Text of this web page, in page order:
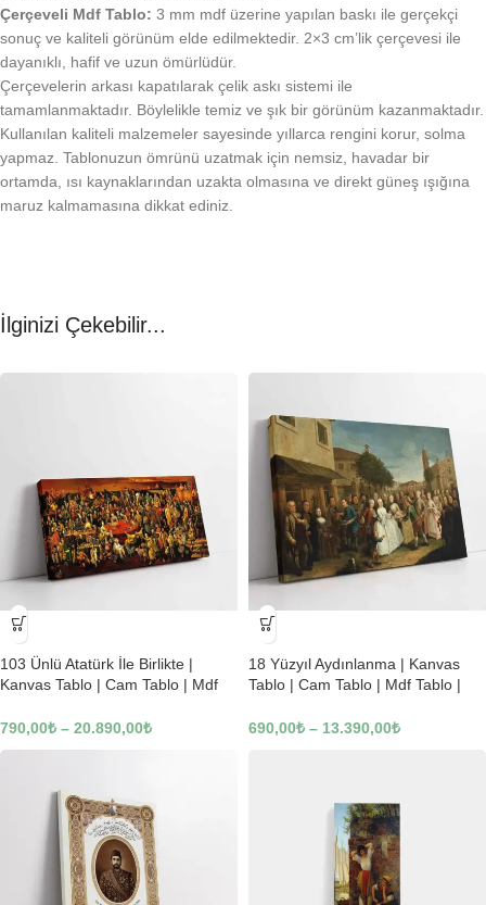
Çerçeveli Mdf Tablo: 3 mm mdf üzerine yapılan baskı ile gerçekçi
sonuç ve kaliteli görünüm elde edilmektedir. 2×3 cm’lik çerçevesi ile
dayanıklı, hafif ve uzun ömürlüdür.
Çerçevelerin arkası kapatılarak çelik askı sistemi ile
tamamlanmaktadır. Böylelikle temiz ve şık bir görünüm kazanmaktadır.
Kullanılan kaliteli malzemeler sayesinde yıllarca rengini korur, solma
yapmaz. Tablonuzun ömrünü uzatmak için nemsiz, havadar bir
ortamda, ısı kaynaklarından uzakta olmasına ve direkt güneş ışığına
maruz kalmamasına dikkat ediniz.
İlginizi Çekebilir...
-23%
103 Ünlü Atatürk İle Birlikte |
Kanvas Tablo | Cam Tablo | Mdf
790,00₺ – 20.890,00₺
-23%
18 Yüzyıl Aydınlanma | Kanvas
Tablo | Cam Tablo | Mdf Tablo |
690,00₺ – 13.390,00₺